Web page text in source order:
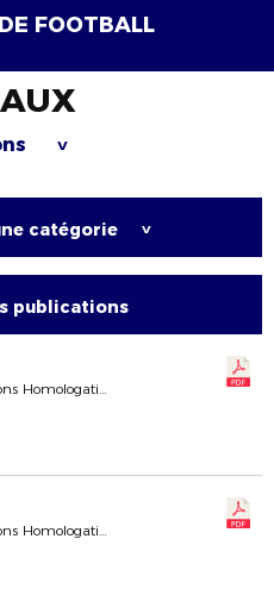
FOOTBALL
>
catégorie >
publications
Commission Calendriers Compétitions Homologation
Commission Calendriers Compétitions Homologation